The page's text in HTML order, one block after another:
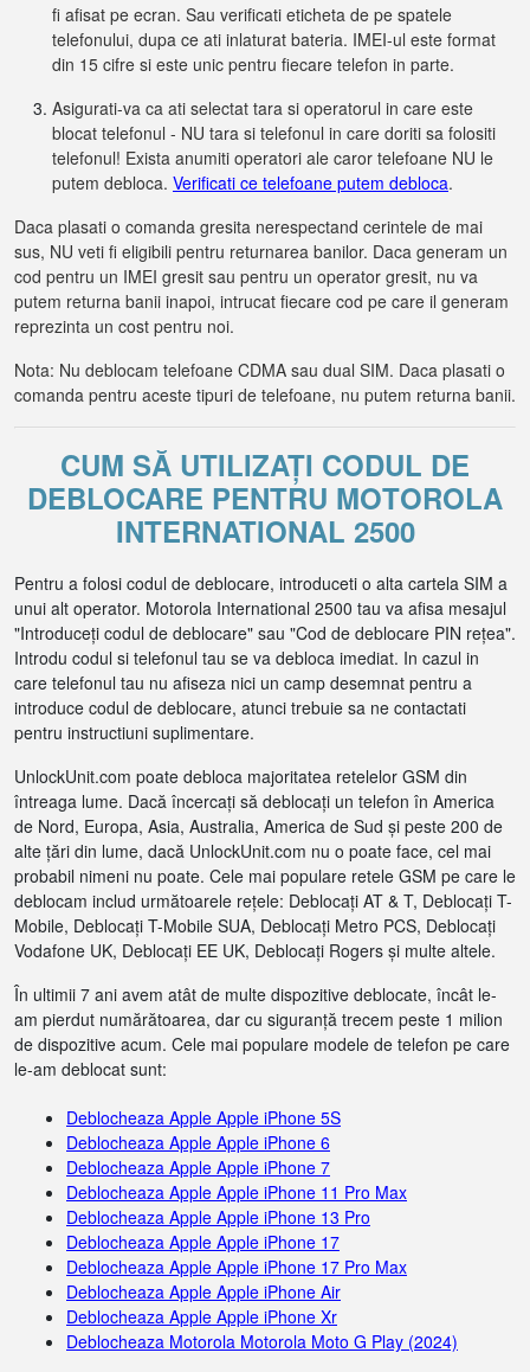
fi afisat pe ecran. Sau verificati eticheta de pe spatele
telefonului, dupa ce ati inlaturat bateria. IMEI-ul este format
din 15 cifre si este unic pentru fiecare telefon in parte.
Asigurati-va ca ati selectat tara si operatorul in care este
blocat telefonul - NU tara si telefonul in care doriti sa folositi
telefonul! Exista anumiti operatori ale caror telefoane NU le
putem debloca. Verificati ce telefoane putem debloca.
Daca plasati o comanda gresita nerespectand cerintele de mai
sus, NU veti fi eligibili pentru returnarea banilor. Daca generam un
cod pentru un IMEI gresit sau pentru un operator gresit, nu va
putem returna banii inapoi, intrucat fiecare cod pe care il generam
reprezinta un cost pentru noi.
Nota: Nu deblocam telefoane CDMA sau dual SIM. Daca plasati o
comanda pentru aceste tipuri de telefoane, nu putem returna banii.
CUM SĂ UTILIZAȚI CODUL DE
DEBLOCARE PENTRU MOTOROLA
INTERNATIONAL 2500
Pentru a folosi codul de deblocare, introduceti o alta cartela SIM a
unui alt operator. Motorola International 2500 tau va afisa mesajul
"Introduceți codul de deblocare" sau "Cod de deblocare PIN rețea".
Introdu codul si telefonul tau se va debloca imediat. In cazul in
care telefonul tau nu afiseza nici un camp desemnat pentru a
introduce codul de deblocare, atunci trebuie sa ne contactati
pentru instructiuni suplimentare.
UnlockUnit.com poate debloca majoritatea retelelor GSM din
întreaga lume. Dacă încercați să deblocați un telefon în America
de Nord, Europa, Asia, Australia, America de Sud și peste 200 de
alte țări din lume, dacă UnlockUnit.com nu o poate face, cel mai
probabil nimeni nu poate. Cele mai populare retele GSM pe care le
deblocam includ următoarele rețele: Deblocați AT & T, Deblocați T-
Mobile, Deblocați T-Mobile SUA, Deblocați Metro PCS, Deblocați
Vodafone UK, Deblocați EE UK, Deblocați Rogers și multe altele.
În ultimii 7 ani avem atât de multe dispozitive deblocate, încât le-
am pierdut numărătoarea, dar cu siguranță trecem peste 1 milion
de dispozitive acum. Cele mai populare modele de telefon pe care
le-am deblocat sunt:
Deblocheaza Apple Apple iPhone 5S
Deblocheaza Apple Apple iPhone 6
Deblocheaza Apple Apple iPhone 7
Deblocheaza Apple Apple iPhone 11 Pro Max
Deblocheaza Apple Apple iPhone 13 Pro
Deblocheaza Apple Apple iPhone 17
Deblocheaza Apple Apple iPhone 17 Pro Max
Deblocheaza Apple Apple iPhone Air
Deblocheaza Apple Apple iPhone Xr
Deblocheaza Motorola Motorola Moto G Play (2024)